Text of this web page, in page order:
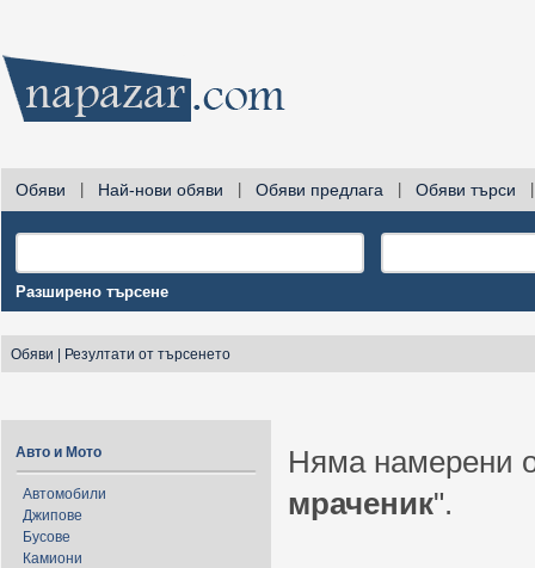
Обяви Най-нови обяви Обяви предлага Обяви търси
Разширено търсене
Обяви Резултати от търсенето
Авто и Мото
Автомобили
Джипове
Бусове
Камиони
Няма намерени
мраченик".